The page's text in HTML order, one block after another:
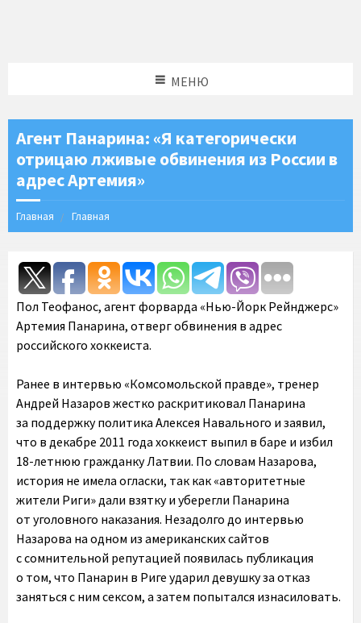
МЕНЮ
Агент Панарина: «Я категорически
отрицаю лживые обвинения из России в
адрес Артемия»
Главная Главная
Пол Теофанос, агент форварда «Нью-Йорк Рейнджерс»
Артемия Панарина, отверг обвинения в адрес
российского хоккеиста.
Ранее в интервью «Комсомольской правде», тренер
Андрей Назаров жестко раскритиковал Панарина
за поддержку политика Алексея Навального и заявил,
что в декабре 2011 года хоккеист выпил в баре и избил
18-летнюю гражданку Латвии. По словам Назарова,
история не имела огласки, так как «авторитетные
жители Риги» дали взятку и уберегли Панарина
от уголовного наказания. Незадолго до интервью
Назарова на одном из американских сайтов
с сомнительной репутацией появилась публикация
о том, что Панарин в Риге ударил девушку за отказ
заняться с ним сексом, а затем попытался изнасиловать.